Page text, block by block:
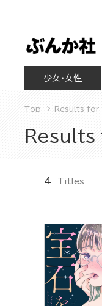
少女・女性
Top Results for
Results
Titles
4